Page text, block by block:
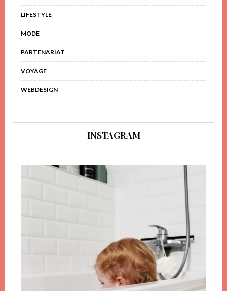
LIFESTYLE
MODE
PARTENARIAT
VOYAGE
WEBDESIGN
INSTAGRAM